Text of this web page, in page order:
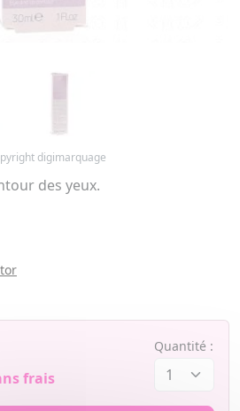
digimarquage
des yeux.
frais
Quantité :